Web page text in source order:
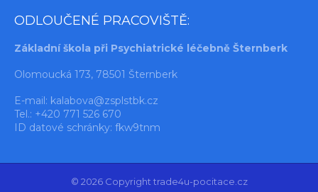
ODLOUČENÉ PRACOVIŠTĚ:
Základní škola při Psychiatrické léčebně Šternberk
Olomoucká 173, 78501 Šternberk
E-mail: kalabova@zsplstbk.cz
Tel.: +420 771 526 670
ID datové schránky: fkw9tnm
© 2026 Copyright trade4u-pocitace.cz